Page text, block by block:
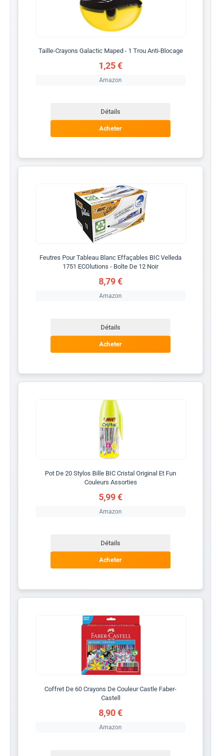
Taille-Crayons Galactic Maped - 1 Trou Anti-Blocage
1,25 €
Amazon
Détails
Acheter
Feutres Pour Tableau Blanc Effaçables BIC Velleda
1751 ECOlutions - Boîte De 12 Noir
8,79 €
Amazon
Détails
Acheter
Pot De 20 Stylos Bille BIC Cristal Original Et Fun
Couleurs Assorties
5,99 €
Amazon
Détails
Acheter
Coffret De 60 Crayons De Couleur Castle Faber-
Castell
8,90 €
Amazon